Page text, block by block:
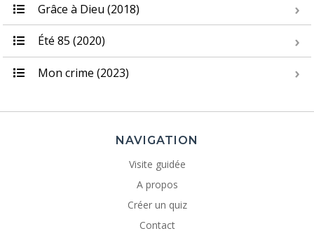
Grâce à Dieu (2018)
Été 85 (2020)
Mon crime (2023)
NAVIGATION
Visite guidée
A propos
Créer un quiz
Contact